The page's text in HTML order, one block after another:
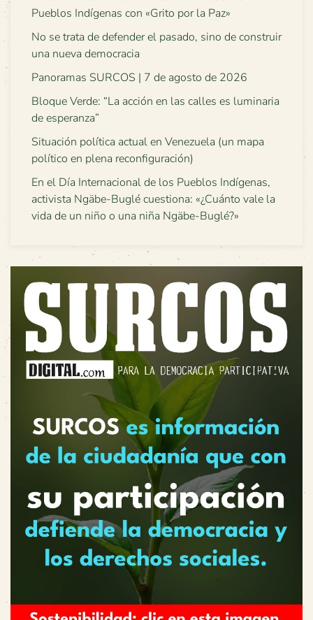
Pueblos Indígenas con «Grito por la Paz»
No se trata de defender el pasado, sino de construir
una nueva democracia
Panoramas SURCOS | 7 de agosto de 2026
Bloque Verde: “La acción en las calles es luminaria
de esperanza”
Situación política actual en Venezuela (un mapa
político en plena reconfiguración)
En el Día Internacional de los Pueblos Indígenas,
activista Ngäbe-Buglé cuestiona: «¿Cuánto vale la
vida de un niño o una niña Ngäbe-Buglé?»